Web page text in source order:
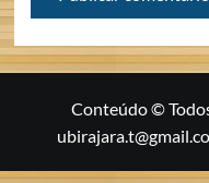
Conteúdo ©